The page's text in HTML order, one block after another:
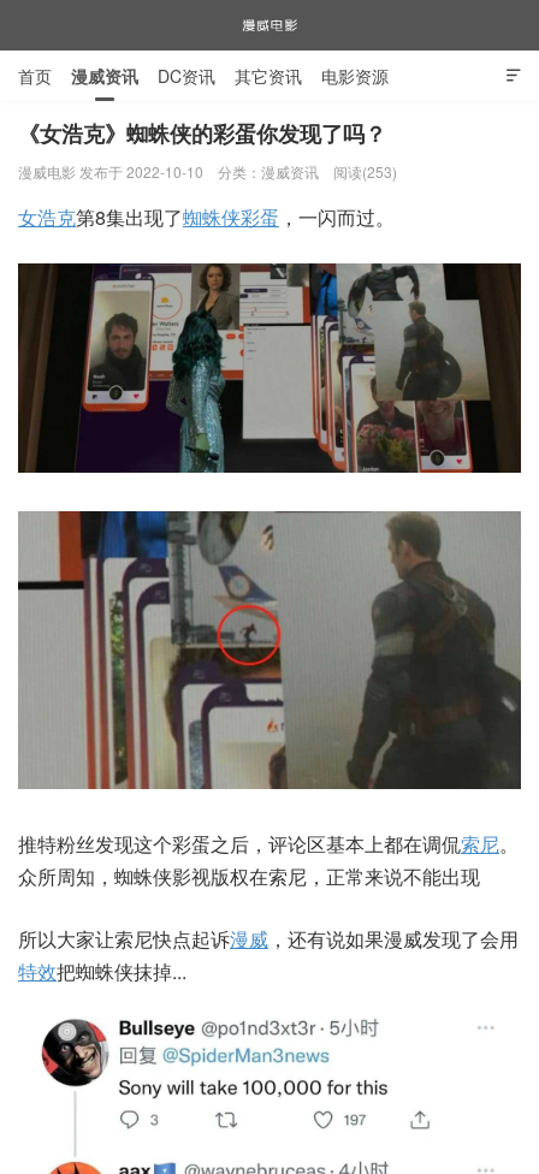

首页 漫威资讯 DC资讯 其它资讯 电影资源
电视剧资源 漫威图片
《女浩克》蜘蛛侠的彩蛋你发现了吗？
漫威电影 发布于 2022-10-10 分类： 漫威资讯 阅读(253)
女浩克第8集出现了蜘蛛侠彩蛋 ，一闪而过。
推特粉丝发现这个彩蛋之后，评论区基本上都在调侃索尼。
众所周知，蜘蛛侠影视版权在索尼，正常来说不能出现
所以大家让索尼快点起诉漫威 ，还有说如果漫威发现了会用
特效把蜘蛛侠抹掉...